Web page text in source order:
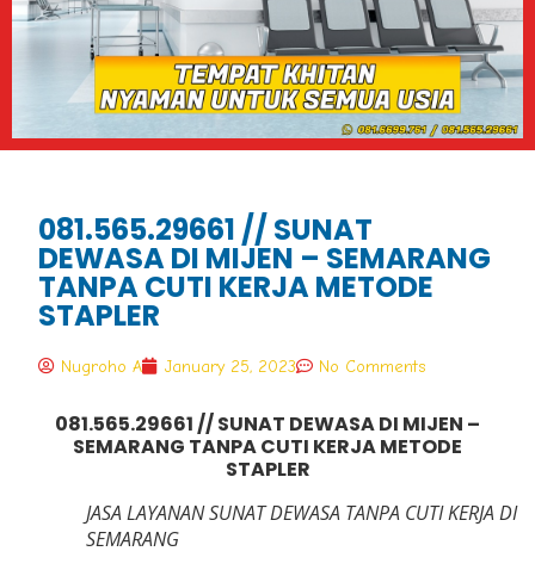
081.565.29661 // SUNAT
DEWASA DI MIJEN – SEMARANG
TANPA CUTI KERJA METODE
STAPLER
Nugroho A January 25, 2023 No Comments
081.565.29661 // SUNAT DEWASA DI MIJEN –
SEMARANG TANPA CUTI KERJA METODE
STAPLER
JASA LAYANAN SUNAT DEWASA TANPA CUTI KERJA DI
SEMARANG